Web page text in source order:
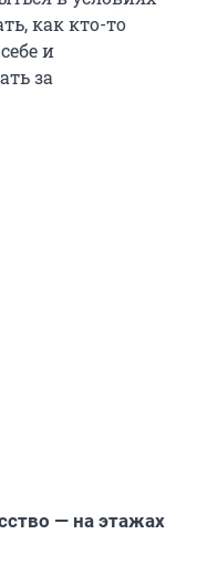
как кто-то
и
за
— на этажах